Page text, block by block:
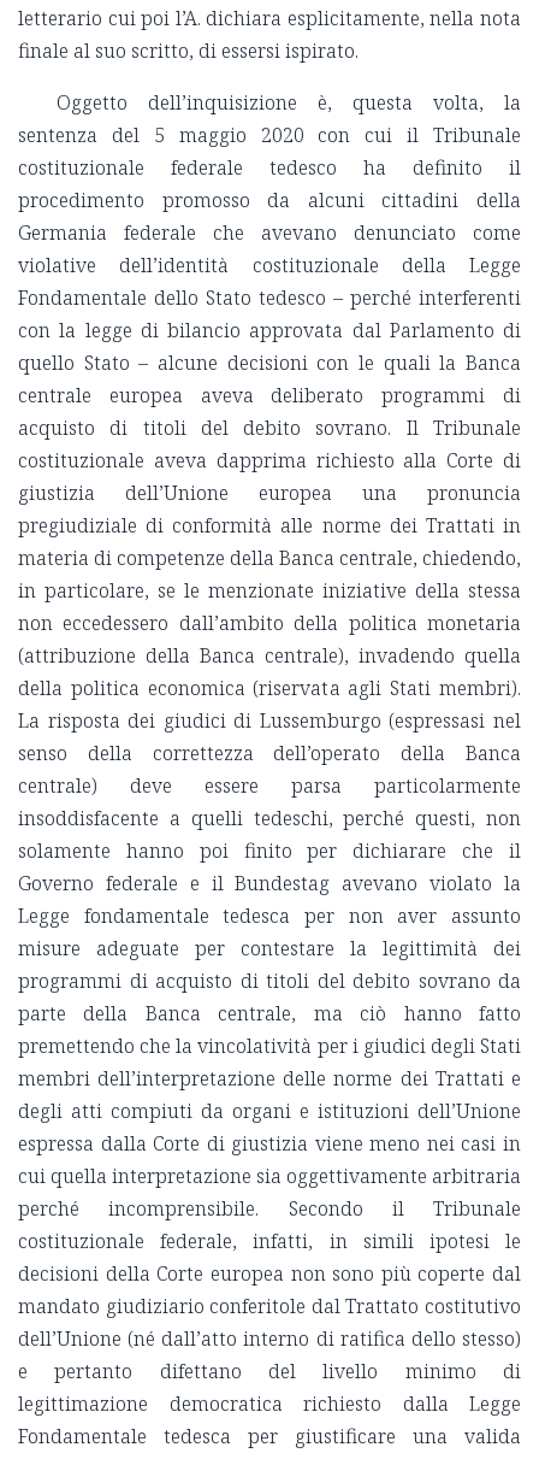
letterario cui poi l’A. dichiara esplicitamente, nella nota
finale al suo scritto, di essersi ispirato.
Oggetto dell’inquisizione è, questa volta, la
sentenza del 5 maggio 2020 con cui il Tribunale
costituzionale federale tedesco ha definito il
procedimento promosso da alcuni cittadini della
Germania federale che avevano denunciato come
violative dell’identità costituzionale della Legge
Fondamentale dello Stato tedesco – perché interferenti
con la legge di bilancio approvata dal Parlamento di
quello Stato – alcune decisioni con le quali la Banca
centrale europea aveva deliberato programmi di
acquisto di titoli del debito sovrano. Il Tribunale
costituzionale aveva dapprima richiesto alla Corte di
giustizia dell’Unione europea una pronuncia
pregiudiziale di conformità alle norme dei Trattati in
materia di competenze della Banca centrale, chiedendo,
in particolare, se le menzionate iniziative della stessa
non eccedessero dall’ambito della politica monetaria
(attribuzione della Banca centrale), invadendo quella
della politica economica (riservata agli Stati membri).
La risposta dei giudici di Lussemburgo (espressasi nel
senso della correttezza dell’operato della Banca
centrale) deve essere parsa particolarmente
insoddisfacente a quelli tedeschi, perché questi, non
solamente hanno poi finito per dichiarare che il
Governo federale e il Bundestag avevano violato la
Legge fondamentale tedesca per non aver assunto
misure adeguate per contestare la legittimità dei
programmi di acquisto di titoli del debito sovrano da
parte della Banca centrale, ma ciò hanno fatto
premettendo che la vincolatività per i giudici degli Stati
membri dell’interpretazione delle norme dei Trattati e
degli atti compiuti da organi e istituzioni dell’Unione
espressa dalla Corte di giustizia viene meno nei casi in
cui quella interpretazione sia oggettivamente arbitraria
perché incomprensibile. Secondo il Tribunale
costituzionale federale, infatti, in simili ipotesi le
decisioni della Corte europea non sono più coperte dal
mandato giudiziario conferitole dal Trattato costitutivo
dell’Unione (né dall’atto interno di ratifica dello stesso)
e pertanto difettano del livello minimo di
legittimazione democratica richiesto dalla Legge
Fondamentale tedesca per giustificare una valida